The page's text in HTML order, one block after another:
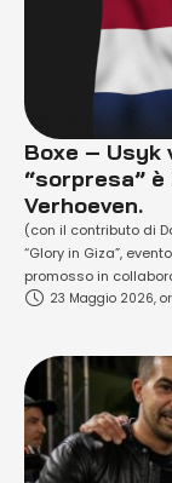
Boxe – Usyk
“sorpresa”
Verhoeven.
(con il contributo di
“Glory in Giza”,
promosso in
Matchroom Boxing di
23 Maggio 2026,